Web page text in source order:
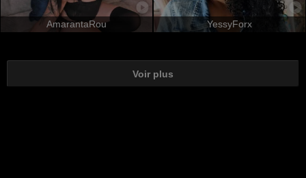
AmarantaRou YessyForx
Voir plus